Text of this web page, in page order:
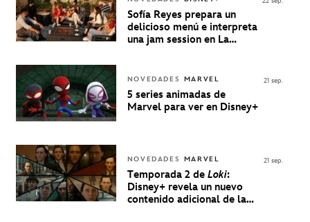
Sofía Reyes prepara un
delicioso menú e interpreta
una jam session en La
NOVEDADES MARVEL
5 series animadas de
Marvel para ver en Disney+
21 sep.
NOVEDADES MARVEL
Temporada 2 de Loki:
Disney+ revela un nuevo
contenido adicional de la
21 sep.